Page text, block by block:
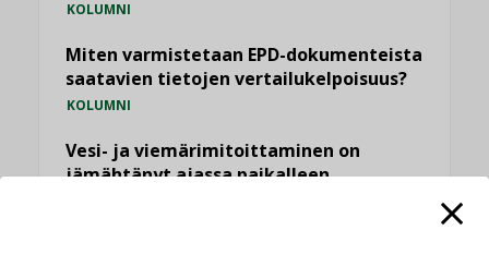
KOLUMNI
Miten varmistetaan EPD-dokumenteista
saatavien tietojen vertailukelpoisuus?
KOLUMNI
Vesi- ja viemärimitoittaminen on
jämähtänyt ajassa paikalleen